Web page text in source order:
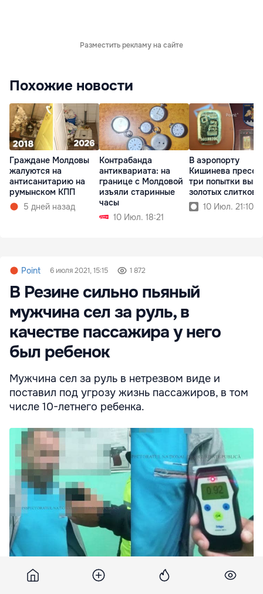
Разместить рекламу на сайте
Похожие новости
Граждане Молдовы
жалуются на
антисанитарию на
румынском КПП
5 дней назад
Контрабанда
антиквариата: на
границе с Молдовой
изъяли старинные
часы
10 Июл. 18:21
В аэропорту
Кишинева
три попытки
золотых слитков
10 Июл. 21:10
Point 6 июля 2021, 15:15 1 872
В Резине сильно пьяный
мужчина сел за руль, в
качестве пассажира у него
был ребенок
Мужчина сел за руль в нетрезвом виде и
поставил под угрозу жизнь пассажиров, в том
числе 10-летнего ребенка.
В Резине сильно пьяный мужчина сел за руль, в качестве
пассажира у него был ребенок. Коллаж: Point.md